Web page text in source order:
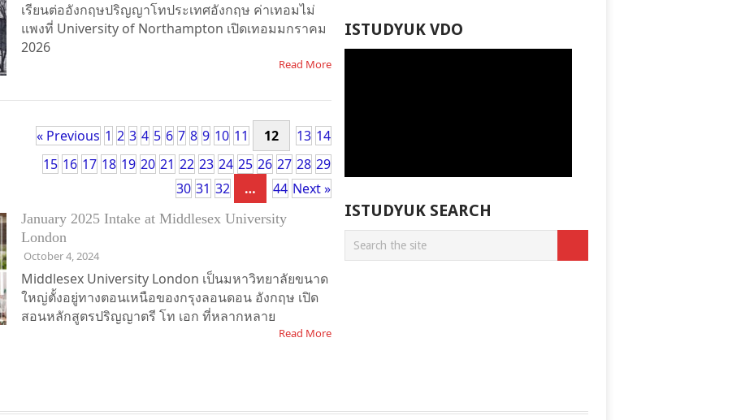
เรียนต่ออังกฤษปริญญาโทประเทศอังกฤษ ค่าเทอมไม่
แพงที่ University of Northampton เปิดเทอมมกราคม
2026
Read More
« Previous 1 2 3 4 5 6 7 8 9 10 11 12 13 14
15 16 17 18 19 20 21 22 23 24 25 26 27 28 29
30 31 32 … 44 Next »
January 2025 Intake at Middlesex University
London
October 4, 2024
Middlesex University London เป็นมหาวิทยาลัยขนาด
ใหญ่ตั้งอยู่ทางตอนเหนือของกรุงลอนดอน อังกฤษ เปิด
สอนหลักสูตรปริญญาตรี โท เอก ที่หลากหลาย
Read More
ISTUDYUK VDO
ISTUDYUK SEARCH